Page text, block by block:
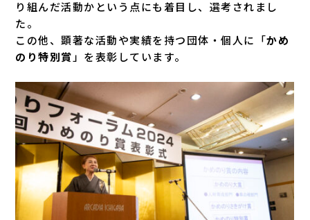
り組んだ活動かという点にも着目し、選考されまし
た。
この他、顕著な活動や実績を持つ団体・個人に「かめ
のり特別賞 」を表彰しています。